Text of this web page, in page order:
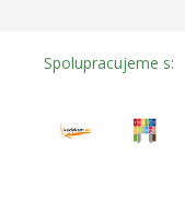
Spolupracujeme s: